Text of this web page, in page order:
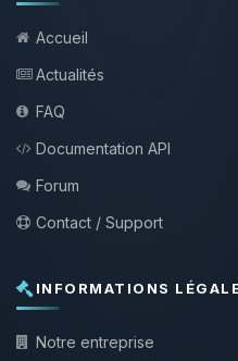
Accueil
Actualités
FAQ
Documentation API
Forum
Contact / Support
INFORMATIONS
Notre entreprise